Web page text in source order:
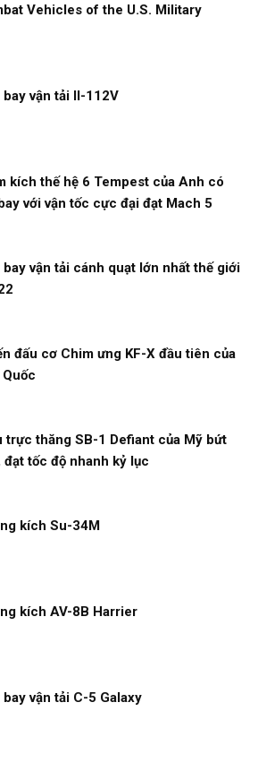
Vehicles of the U.S. Military
bay vận tải Il-112V
kích thế hệ 6 Tempest của Anh có
với vận tốc cực đại đạt Mach 5
bay vận tải cánh quạt lớn nhất thế giới
đấu cơ Chim ưng KF-X đầu tiên của
Quốc
trực thăng SB-1 Defiant của Mỹ bứt
đạt tốc độ nhanh kỷ lục
kích Su-34M
kích AV-8B Harrier
bay vận tải C-5 Galaxy